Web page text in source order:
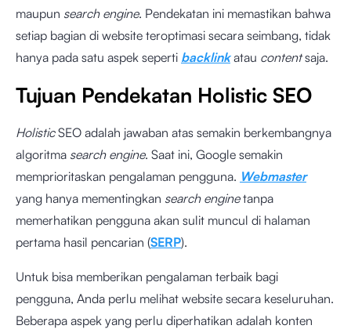
maupun search engine. Pendekatan ini memastikan bahwa
setiap bagian di website teroptimasi secara seimbang, tidak
hanya pada satu aspek seperti backlinkatau contentsaja.
Tujuan Pendekatan Holistic SEO
HolisticSEO adalah jawaban atas semakin berkembangnya
algoritma search engine. Saat ini, Google semakin
memprioritaskan pengalaman pengguna. Webmaster
yang hanya mementingkan search enginetanpa
memerhatikan pengguna akan sulit muncul di halaman
pertama hasil pencarian (SERP).
Untuk bisa memberikan pengalaman terbaik bagi
pengguna, Anda perlu melihat website secara keseluruhan.
Beberapa aspek yang perlu diperhatikan adalah konten